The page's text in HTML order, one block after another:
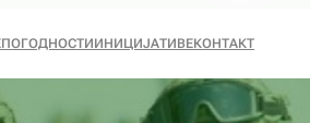
ПОГОДНОСТИИНИЦИЈАТИВЕКОНТАКТ